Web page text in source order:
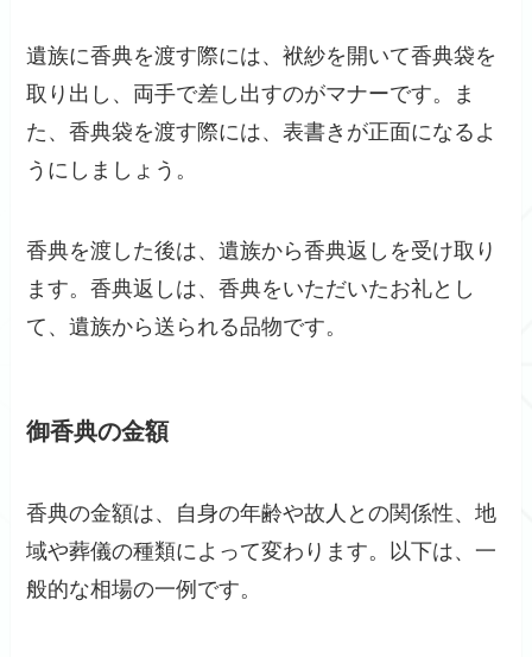
遺族に香典を渡す際には、袱紗を開いて香典袋を
取り出し、両手で差し出すのがマナーです。ま
た、香典袋を渡す際には、表書きが正面になるよ
うにしましょう。
香典を渡した後は、遺族から香典返しを受け取り
ます。香典返しは、香典をいただいたお礼とし
て、遺族から送られる品物です。
御香典の金額
香典の金額は、自身の年齢や故人との関係性、地
域や葬儀の種類によって変わります。以下は、一
般的な相場の一例です。